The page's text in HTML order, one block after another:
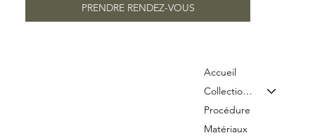
Accueil
Collection & Tarifs
Procédure
Matériaux
PRENDRE RENDEZ-VOUS